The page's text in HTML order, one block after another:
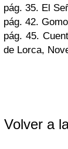
pág. 35. El
pág. 42.
pág. 45.
de Lorca,
Volver a